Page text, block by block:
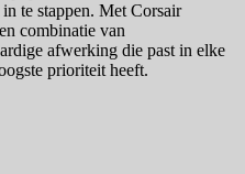
te stappen. Met Corsair
combinatie van
afwerking die past in elke
prioriteit heeft.